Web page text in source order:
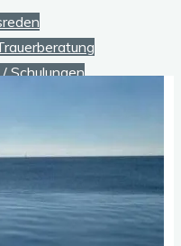
Schulungen